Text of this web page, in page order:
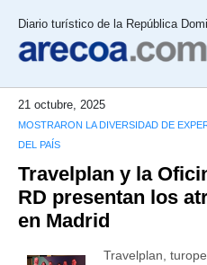
Diario turístico de la República
21 octubre, 2025
MOSTRARON LA DIVERSIDAD DE
DEL PAÍS
Travelplan y la
RD presentan los
en Madrid
Travelplan,